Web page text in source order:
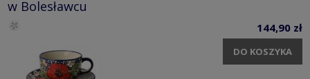
w Bolesławcu
144,90 zł
DO KOSZYKA